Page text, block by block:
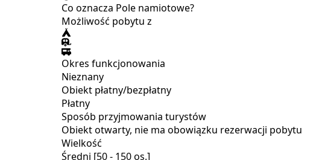
Co oznacza Pole namiotowe?
Możliwość pobytu z
Okres funkcjonowania
Nieznany
Obiekt płatny/bezpłatny
Płatny
Sposób przyjmowania turystów
Obiekt otwarty, nie ma obowiązku rezerwacji pobytu
Wielkość
Średni [50 - 150 os.]